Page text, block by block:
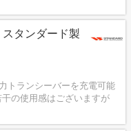
タンダード製
トランシーバーを充電可能
の使用感はございますが